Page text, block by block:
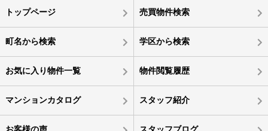
トップページ 売買物件検索
町名から検索 学区から検索
お気に入り物件一覧 物件閲覧履歴
マンションカタログ スタッフ紹介